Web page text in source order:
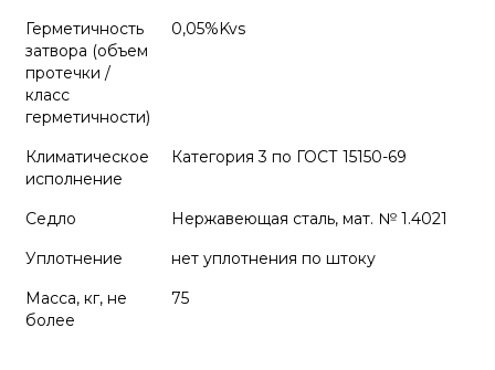
Герметичность
затвора (объем
протечки /
класс
герметичности)
0,05%Kvs
Климатическое
исполнение
Категория 3 по ГОСТ 15150-69
Седло
Нержавеющая сталь, мат. № 1.4021
Уплотнение
нет уплотнения по штоку
Масса, кг, не
более
75